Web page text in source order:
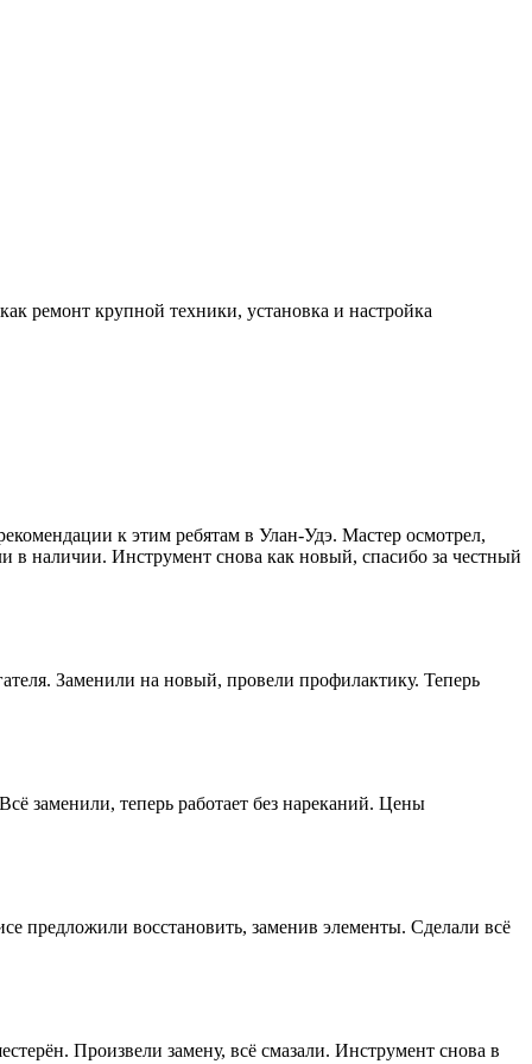
ремонт крупной техники, установка и настройка
к этим ребятам в Улан-Удэ. Мастер осмотрел,
в наличии. Инструмент снова как новый, спасибо за честный
Заменили на новый, провели профилактику. Теперь
заменили, теперь работает без нареканий. Цены
предложили восстановить, заменив элементы. Сделали всё
Произвели замену, всё смазали. Инструмент снова в